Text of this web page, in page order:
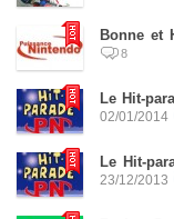
Bonne et
8
Le Hit-
02/01/2014
Le Hit-
23/12/2013